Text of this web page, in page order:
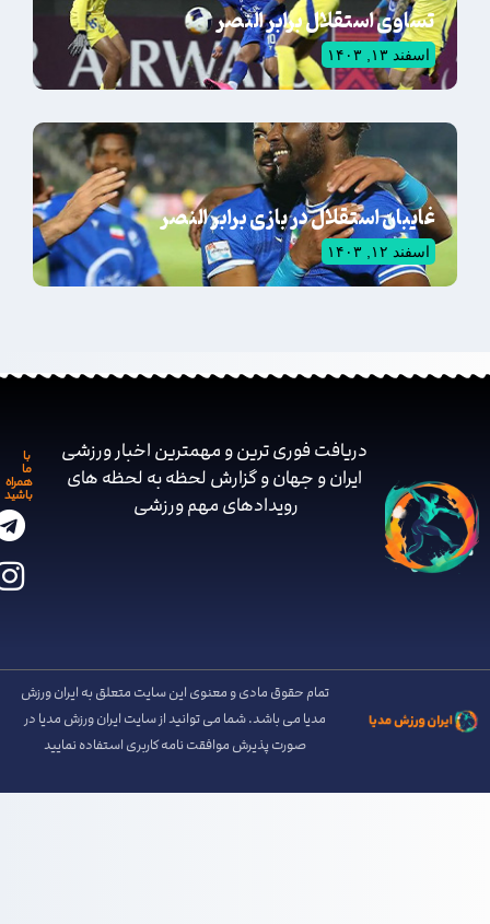
تساوی استقلال برابر النصر
اسفند ۱۳, ۱۴۰۳
غایبان استقلال در بازی برابر النصر
اسفند ۱۲, ۱۴۰۳
دریافت فوری ترین و مهمترین اخبار ورزشی
ایران و جهان و گزارش لحظه به لحظه های
رویدادهای مهم ‌ورزشی
همراه
باشید
تمام حقوق مادی و معنوی این سایت متعلق به ایران ورزش
مدیا می باشد. شما می توانید از سایت ایران ورزش مدیا در
صورت پذیرش موافقت نامه کاربری استفاده نمایید